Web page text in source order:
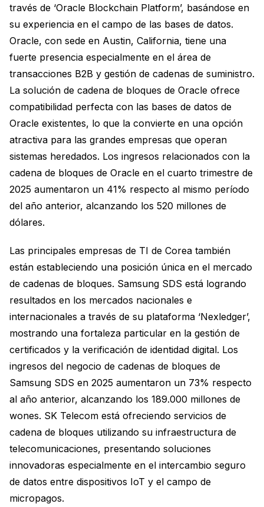
través de ‘Oracle Blockchain Platform’, basándose en
su experiencia en el campo de las bases de datos.
Oracle, con sede en Austin, California, tiene una
fuerte presencia especialmente en el área de
transacciones B2B y gestión de cadenas de suministro.
La solución de cadena de bloques de Oracle ofrece
compatibilidad perfecta con las bases de datos de
Oracle existentes, lo que la convierte en una opción
atractiva para las grandes empresas que operan
sistemas heredados. Los ingresos relacionados con la
cadena de bloques de Oracle en el cuarto trimestre de
2025 aumentaron un 41% respecto al mismo período
del año anterior, alcanzando los 520 millones de
dólares.
Las principales empresas de TI de Corea también
están estableciendo una posición única en el mercado
de cadenas de bloques. Samsung SDS está logrando
resultados en los mercados nacionales e
internacionales a través de su plataforma ‘Nexledger’,
mostrando una fortaleza particular en la gestión de
certificados y la verificación de identidad digital. Los
ingresos del negocio de cadenas de bloques de
Samsung SDS en 2025 aumentaron un 73% respecto
al año anterior, alcanzando los 189.000 millones de
wones. SK Telecom está ofreciendo servicios de
cadena de bloques utilizando su infraestructura de
telecomunicaciones, presentando soluciones
innovadoras especialmente en el intercambio seguro
de datos entre dispositivos IoT y el campo de
micropagos.